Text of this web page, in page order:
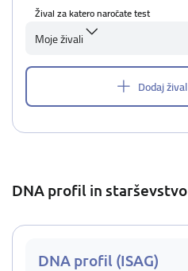
Žival za katero naročate test
Moje živali
Dodaj žival
DNA profil in starševstvo
DNA profil (ISAG)